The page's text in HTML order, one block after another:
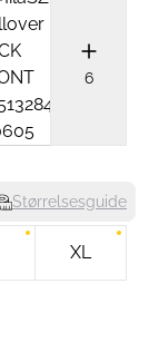
6
Størrelsesguide
XL